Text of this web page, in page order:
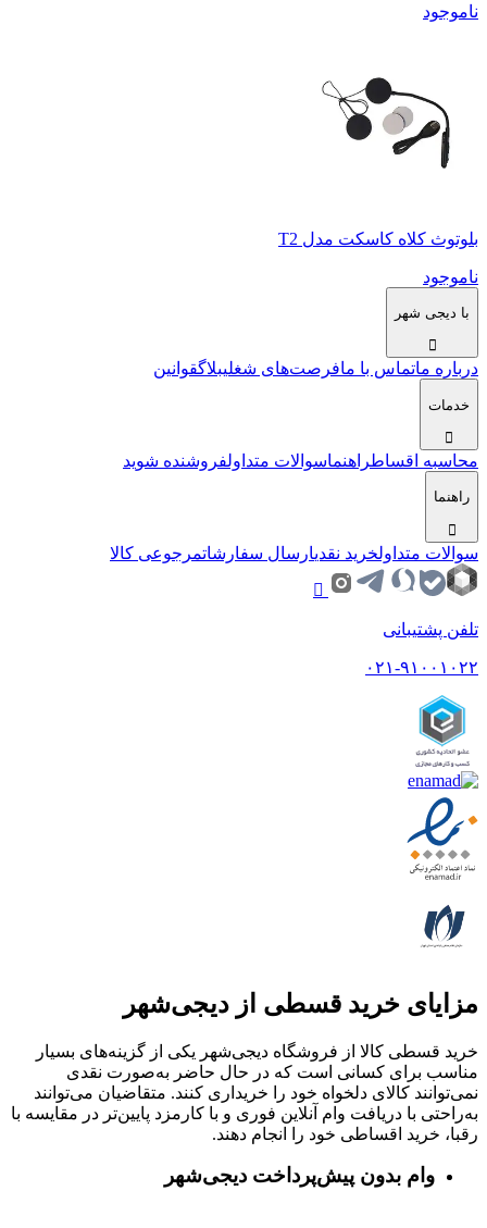
ناموجود
بلوتوث کلاه کاسکت مدل T2
ناموجود
با دیجی شهر
درباره ماتماس با مافرصت‌های شغلیبلاگقوانین
خدمات
محاسبه اقساطراهنماسوالات متداولفروشنده شوید
راهنما
سوالات متداولخرید نقدیارسال سفارشاتمرجوعی کالا
تلفن پشتیبانی
۰۲۱-۹۱۰۰۱۰۲۲
مزایای خرید قسطی از دیجی‌شهر
خرید قسطی کالا از فروشگاه دیجی‌شهر یکی از گزینه‌های بسیار
مناسب برای کسانی است که در حال حاضر به‌صورت نقدی
نمی‌توانند کالای دلخواه خود را خریداری کنند. متقاضیان می‌توانند
به‌راحتی با دریافت وام آنلاین فوری و با کارمزد پایین‌تر در مقایسه با
رقبا، خرید اقساطی خود را انجام دهند.
وام بدون پیش‌پرداخت‌ دیجی‌شهر